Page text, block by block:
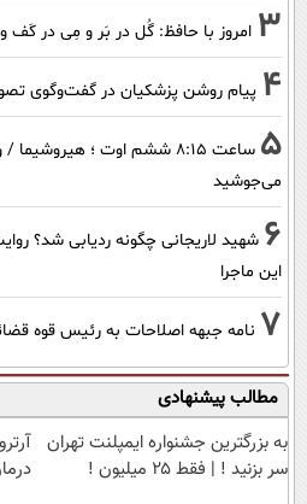
3 امروز با حافظ: گُل در بَر و مِی در
4 پیام روشن پزشکیان در گفت‌و‌گوی
5
ساعت ۸:۱۵ ششم اوت ؛
می‌جوشید
6 شهید لاریجانی چگونه ردیابی شد؟
این ماجرا
7 نامه جبهه اصلاحات به رئیس قوه
مطالب پیشنهادی
به بزرگترین جشنواره ایمپلنت تهران
سر بزنید ! | فقط ۲۵ میلیون !